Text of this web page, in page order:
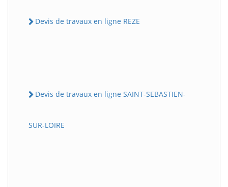
Devis de travaux en ligne REZE
Devis de travaux en ligne SAINT-SEBASTIEN-
SUR-LOIRE